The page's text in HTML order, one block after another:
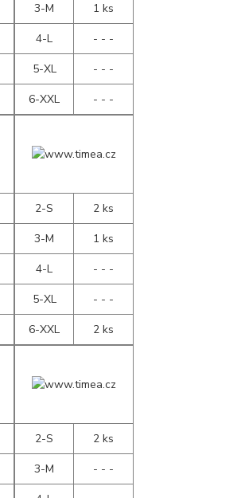
3-M
1 ks
4-L
- - -
5-XL
- - -
6-XXL
- - -
2-S
2 ks
3-M
1 ks
4-L
- - -
5-XL
- - -
6-XXL
2 ks
2-S
2 ks
3-M
- - -